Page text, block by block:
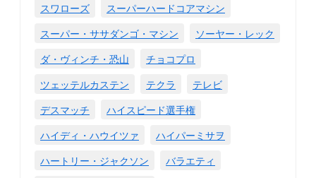
スワローズ
スーパーハードコアマシン
スーパー・ササダンゴ・マシン
ソーヤー・レック
ダ・ヴィンチ・恐山
チョコプロ
ツェッテルカステン
テクラ
テレビ
デスマッチ
ハイスピード選手権
ハイディ・ハウイツァ
ハイパーミサヲ
ハートリー・ジャクソン
バラエティ